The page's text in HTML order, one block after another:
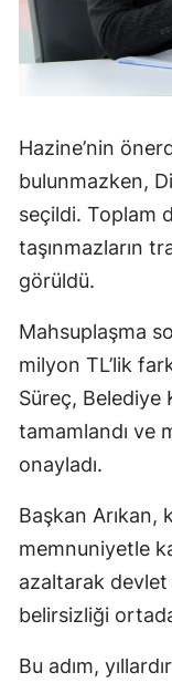
Hazine’nin
bulunmazken,
seçildi. Toplam
taşınmazların
görüldü.
Mahsuplaşma
milyon TL’lik
Süreç, Belediye
tamamlandı ve
onayladı.
Başkan Arıkan,
memnuniyetle
azaltarak devlet
belirsizliği
Bu adım,